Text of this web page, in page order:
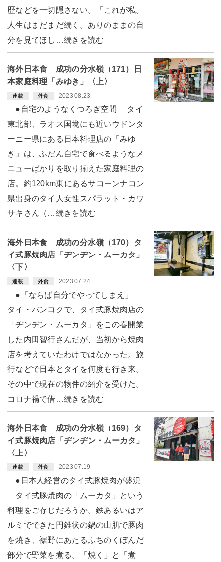
歴などを一切隠さない。「これが私。
人生はまだまだ続く。ありのままの自
分を見てほし…続きを読む
海外日本食 成功の分水嶺（171）日
本家庭料理「みゆき」〈上〉
連載 外食 2023.08.23
●自宅のようなくつろぎ空間 タイ
東北部、ラオス国境にも近いウドンタ
ーニー県にある日本料理店の「みゆ
き」は、ふだん自宅で食べるようなメ
ニューばかりを取り揃えた家庭料理の
店。約120km東にあるサコーンナコン
県出身のタイ人女性スパラット・カワ
サキさん（…続きを読む
海外日本食 成功の分水嶺（170）タ
イ式豚焼肉店「ヂンヂン・ムーカタ」
〈下〉
連載 外食 2023.07.24
●「ならば自分でやってしまえ」
タイ・バンコクで、タイ式豚焼肉店の
「ヂンヂン・ムーカタ」をこの春開業
した内田智行さんだが、当初から焼肉
店を考えていたわけではなかった。旅
行などで日本とタイを何度も行き来。
その中で現在の物件の紹介を受けた。
コロナ禍で借…続きを読む
海外日本食 成功の分水嶺（169）タ
イ式豚焼肉店「ヂンヂン・ムーカタ」
〈上〉
連載 外食 2023.07.19
●日本人経営のタイ式豚焼肉が盛況
タイ式豚焼肉の「ムーカタ」という
料理をご存じだろうか。鉄あるいはア
ルミでできた円錐状の鍋の山肌で豚肉
を焼き、裾野にあたるふちのくぼんだ
部分で野菜を煮る。「焼く」と「煮